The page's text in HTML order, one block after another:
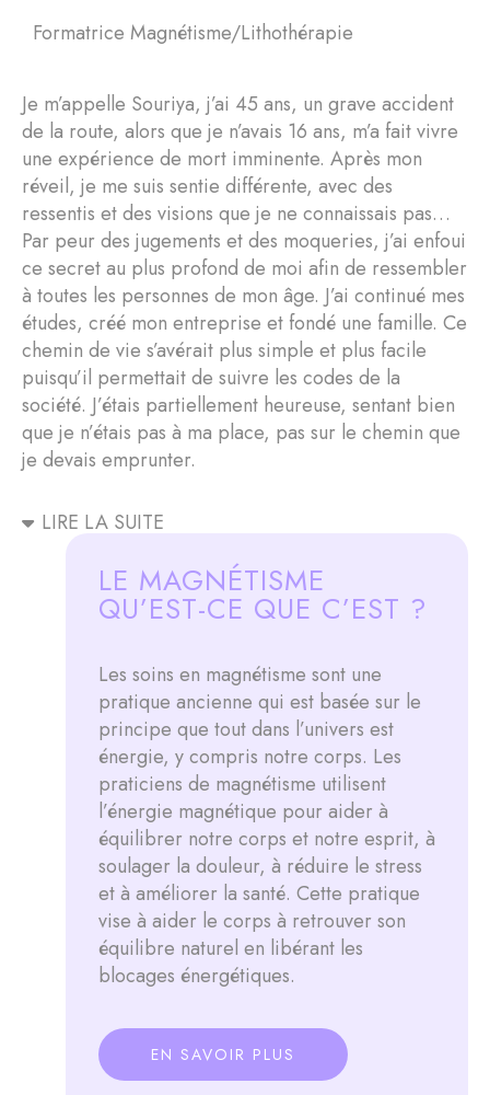
Formatrice Magnétisme/Lithothérapie​
Je m’appelle Souriya, j’ai 45 ans, un grave accident
de la route, alors que je n’avais 16 ans, m’a fait vivre
une expérience de mort imminente. Après mon
réveil, je me suis sentie différente, avec des
ressentis et des visions que je ne connaissais pas…
Par peur des jugements et des moqueries, j’ai enfoui
ce secret au plus profond de moi afin de ressembler
à toutes les personnes de mon âge. J’ai continué mes
études, créé mon entreprise et fondé une famille. Ce
chemin de vie s’avérait plus simple et plus facile
puisqu’il permettait de suivre les codes de la
société. J’étais partiellement heureuse, sentant bien
que je n’étais pas à ma place, pas sur le chemin que
je devais emprunter.
LIRE LA SUITE
LE MAGNÉTISME
QU’EST-CE QUE C’EST ?
Les soins en magnétisme sont une
pratique ancienne qui est basée sur le
principe que tout dans l’univers est
énergie, y compris notre corps. Les
praticiens de magnétisme utilisent
l’énergie magnétique pour aider à
équilibrer notre corps et notre esprit, à
soulager la douleur, à réduire le stress
et à améliorer la santé. Cette pratique
vise à aider le corps à retrouver son
équilibre naturel en libérant les
blocages énergétiques.
EN SAVOIR PLUS